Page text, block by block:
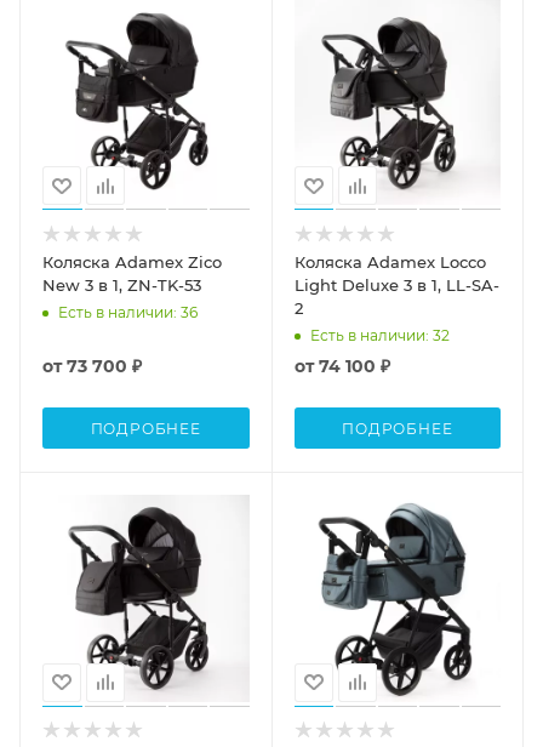
Коляска Adamex Zico
New 3 в 1, ZN-TK-53
Есть в наличии: 36
от73 700 ₽
ПОДРОБНЕЕ
Коляска Adamex Locco
Light Deluxe 3 в 1, LL-SA-
2
Есть в наличии: 32
от74 100 ₽
ПОДРОБНЕЕ